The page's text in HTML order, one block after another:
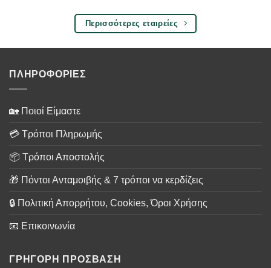
Περισσότερες εταιρείες
ΠΛΗΡΟΦΟΡΙΕΣ
🏡 Ποιοί Είμαστε
💳 Τρόποι Πληρωμής
📦 Τρόποι Αποστολής
🎁 Πόντοι Ανταμοιβής & 7 τρόποι να κερδίζεις
🔒 Πολιτική Απορρήτου, Cookies, Όροι Χρήσης
📧 Επικοινωνία
ΓΡΗΓΟΡΗ ΠΡΟΣΒΑΣΗ